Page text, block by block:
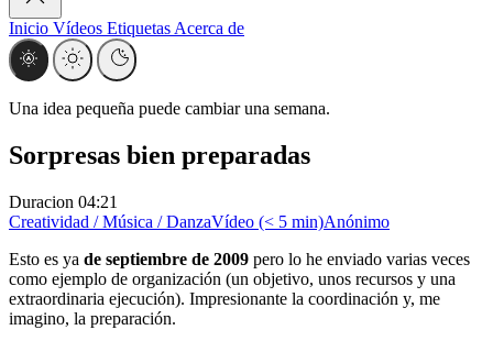
Inicio Vídeos Etiquetas Acerca de
Una idea pequeña puede cambiar una semana.
Sorpresas bien preparadas
Duracion 04:21
Creatividad / Música / DanzaVídeo (< 5 min)Anónimo
Esto es ya de septiembre de 2009 pero lo he enviado varias veces
como ejemplo de organización (un objetivo, unos recursos y una
extraordinaria ejecución). Impresionante la coordinación y, me
imagino, la preparación.